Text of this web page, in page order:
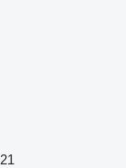
21